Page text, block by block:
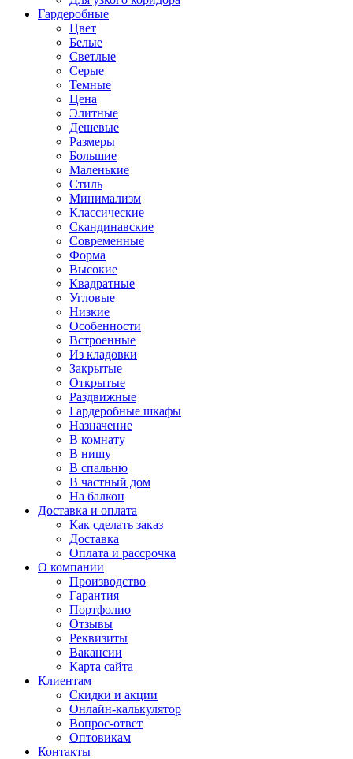
Гардеробные
Цвет
Белые
Светлые
Серые
Темные
Цена
Элитные
Дешевые
Размеры
Большие
Маленькие
Стиль
Минимализм
Классические
Скандинавские
Современные
Форма
Высокие
Квадратные
Угловые
Низкие
Особенности
Встроенные
Из кладовки
Закрытые
Открытые
Раздвижные
Гардеробные шкафы
Назначение
В комнату
В нишу
В спальню
В частный дом
На балкон
Доставка и оплата
Как сделать заказ
Доставка
Оплата и рассрочка
О компании
Производство
Гарантия
Портфолио
Отзывы
Реквизиты
Вакансии
Карта сайта
Клиентам
Скидки и акции
Онлайн-калькулятор
Вопрос-ответ
Оптовикам
Контакты